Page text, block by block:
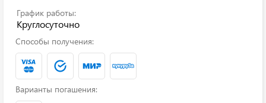
График работы:
Круглосуточно
Способы получения:
Варианты погашения: